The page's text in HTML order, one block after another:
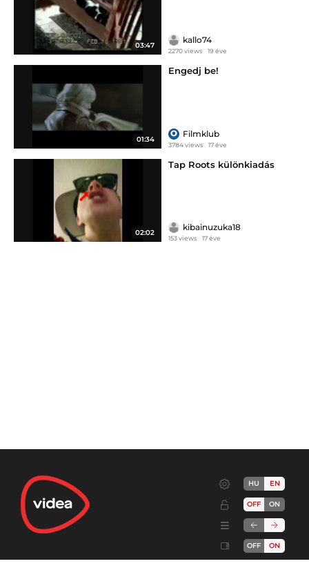
03:47
kallo74
2270 views 19 éve
01:34
Engedj be!
Filmklub
3784 views 17 éve
02:02
Tap Roots különkiadás
kibainuzuka18
153 views 17 éve
HU EN
OFF ON
OFF ON